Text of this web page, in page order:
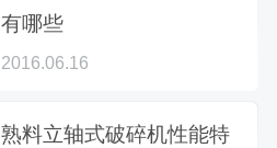
有哪些
2016.06.16
熟料立轴式破碎机性能特